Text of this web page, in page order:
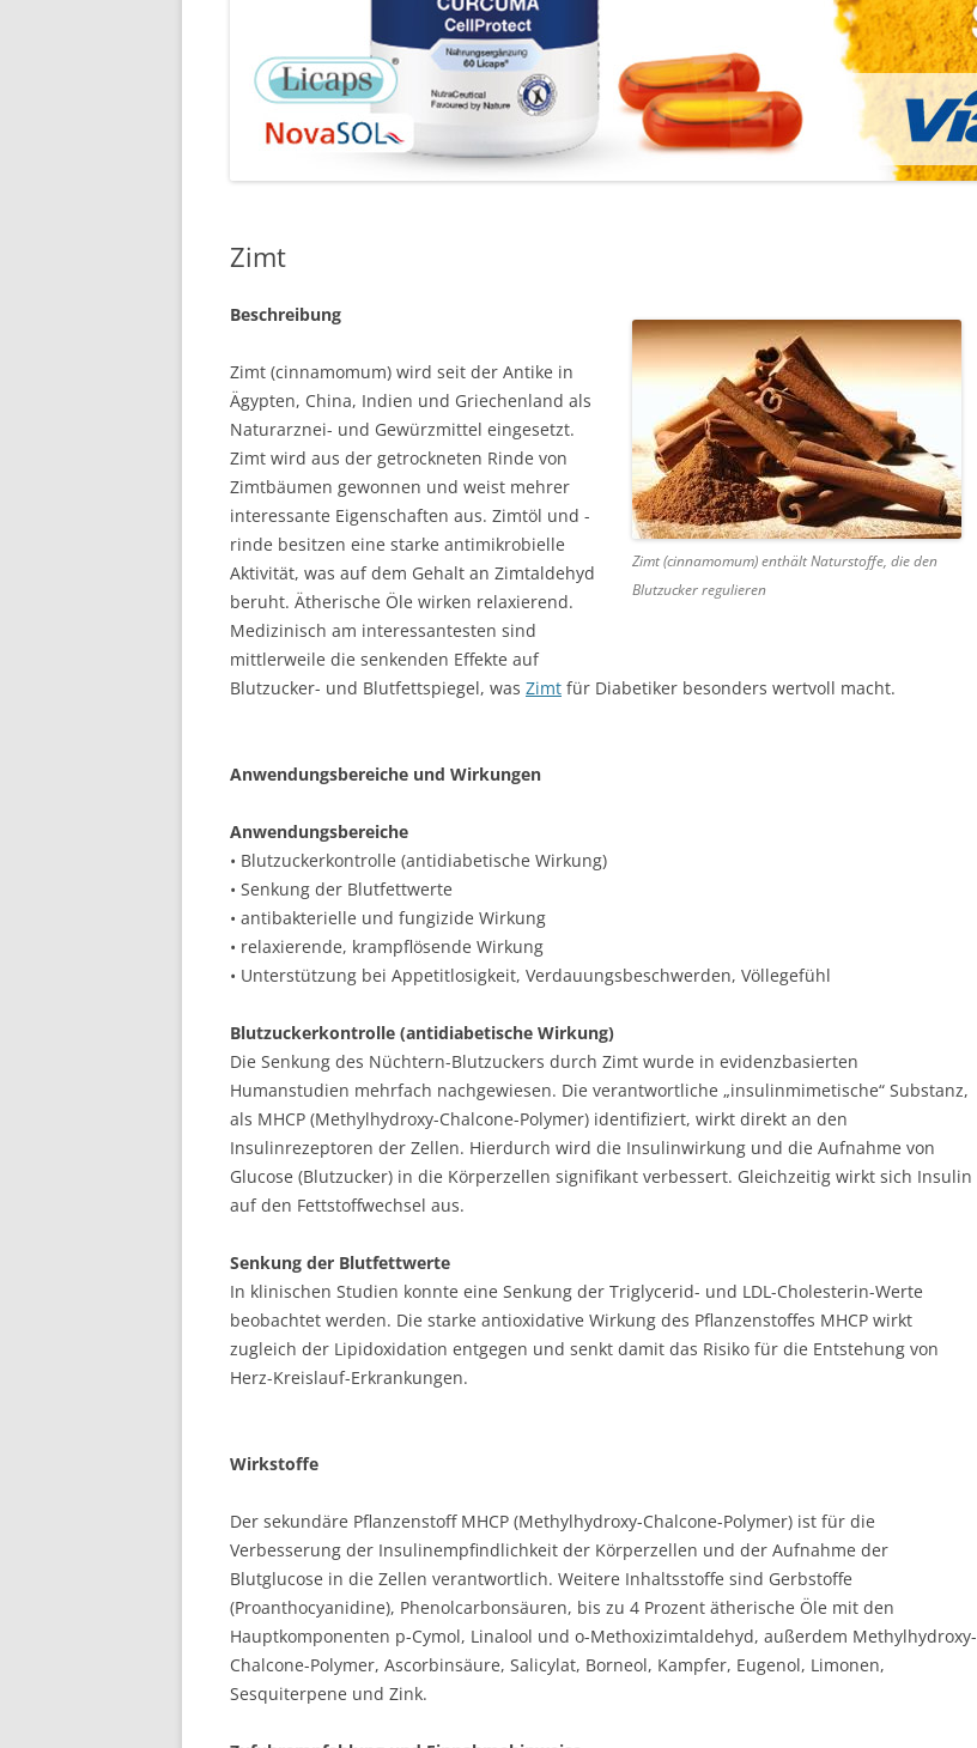
Zimt
Zimt (cinnamomum) enthält Naturstoffe, die den
Blutzucker regulieren
Beschreibung
Zimt (cinnamomum) wird seit der Antike in
Ägypten, China, Indien und Griechenland als
Naturarznei- und Gewürzmittel eingesetzt.
Zimt wird aus der getrockneten Rinde von
Zimtbäumen gewonnen und weist mehrer
interessante Eigenschaften aus. Zimtöl und -
rinde besitzen eine starke antimikrobielle
Aktivität, was auf dem Gehalt an Zimtaldehyd
beruht. Ätherische Öle wirken relaxierend.
Medizinisch am interessantesten sind
mittlerweile die senkenden Effekte auf
Blutzucker- und Blutfettspiegel, was Zimt für Diabetiker besonders wertvoll macht.
Anwendungsbereiche und Wirkungen
Anwendungsbereiche
• Blutzuckerkontrolle (antidiabetische Wirkung)
• Senkung der Blutfettwerte
• antibakterielle und fungizide Wirkung
• relaxierende, krampflösende Wirkung
• Unterstützung bei Appetitlosigkeit, Verdauungsbeschwerden, Völlegefühl
Blutzuckerkontrolle (antidiabetische Wirkung)
Die Senkung des Nüchtern-Blutzuckers durch Zimt wurde in evidenzbasierten
Humanstudien mehrfach nachgewiesen. Die verantwortliche „insulinmimetische“ Substanz,
als MHCP (Methylhydroxy-Chalcone-Polymer) identifiziert, wirkt direkt an den
Insulinrezeptoren der Zellen. Hierdurch wird die Insulinwirkung und die Aufnahme von
Glucose (Blutzucker) in die Körperzellen signifikant verbessert. Gleichzeitig wirkt sich Insulin
auf den Fettstoffwechsel aus.
Senkung der Blutfettwerte
In klinischen Studien konnte eine Senkung der Triglycerid- und LDL-Cholesterin-Werte
beobachtet werden. Die starke antioxidative Wirkung des Pflanzenstoffes MHCP wirkt
zugleich der Lipidoxidation entgegen und senkt damit das Risiko für die Entstehung von
Herz-Kreislauf-Erkrankungen.
Wirkstoffe
Der sekundäre Pflanzenstoff MHCP (Methylhydroxy-Chalcone-Polymer) ist für die
Verbesserung der Insulinempfindlichkeit der Körperzellen und der Aufnahme der
Blutglucose in die Zellen verantwortlich. Weitere Inhaltsstoffe sind Gerbstoffe
(Proanthocyanidine), Phenolcarbonsäuren, bis zu 4 Prozent ätherische Öle mit den
Hauptkomponenten p-Cymol, Linalool und o-Methoxizimtaldehyd, außerdem Methylhydroxy-
Chalcone-Polymer, Ascorbinsäure, Salicylat, Borneol, Kampfer, Eugenol, Limonen,
Sesquiterpene und Zink.